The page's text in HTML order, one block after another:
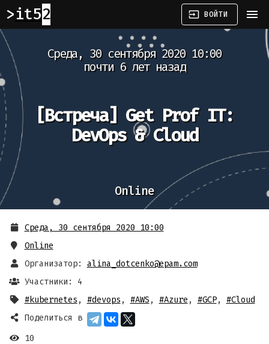
it52 input ВОЙТИ menu
Среда, 30 сентября 2020 10:00
почти 6 лет назад
[Встреча] Get Prof IT:
DevOps & Cloud
Online
Среда, 30 сентября 2020 10:00
Online
Организатор:
alina_dotcenko@epam.com
Участники: 4
#kubernetes , #devops , #AWS , #Azure , #GCP, #Cloud
Поделиться в
10